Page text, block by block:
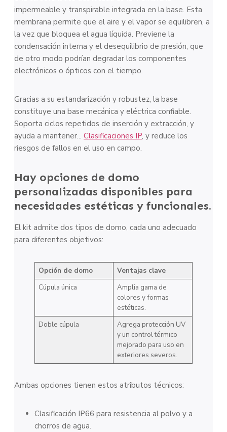
impermeable y transpirable integrada en la base. Esta
membrana permite que el aire y el vapor se equilibren, a
la vez que bloquea el agua líquida. Previene la
condensación interna y el desequilibrio de presión, que
de otro modo podrían degradar los componentes
electrónicos o ópticos con el tiempo.
Gracias a su estandarización y robustez, la base
constituye una base mecánica y eléctrica confiable.
Soporta ciclos repetidos de inserción y extracción, y
ayuda a mantener... Clasificaciones IP, y reduce los
riesgos de fallos en el uso en campo.
Hay opciones de domo
personalizadas disponibles para
necesidades estéticas y funcionales.
El kit admite dos tipos de domo, cada uno adecuado
para diferentes objetivos:
Opción de domo
Ventajas clave
Cúpula única
Amplia gama de
colores y formas
estéticas.
Doble cúpula
Agrega protección UV
y un control térmico
mejorado para uso en
exteriores severos.
Ambas opciones tienen estos atributos técnicos:
Clasificación IP66 para resistencia al polvo y a
chorros de agua.